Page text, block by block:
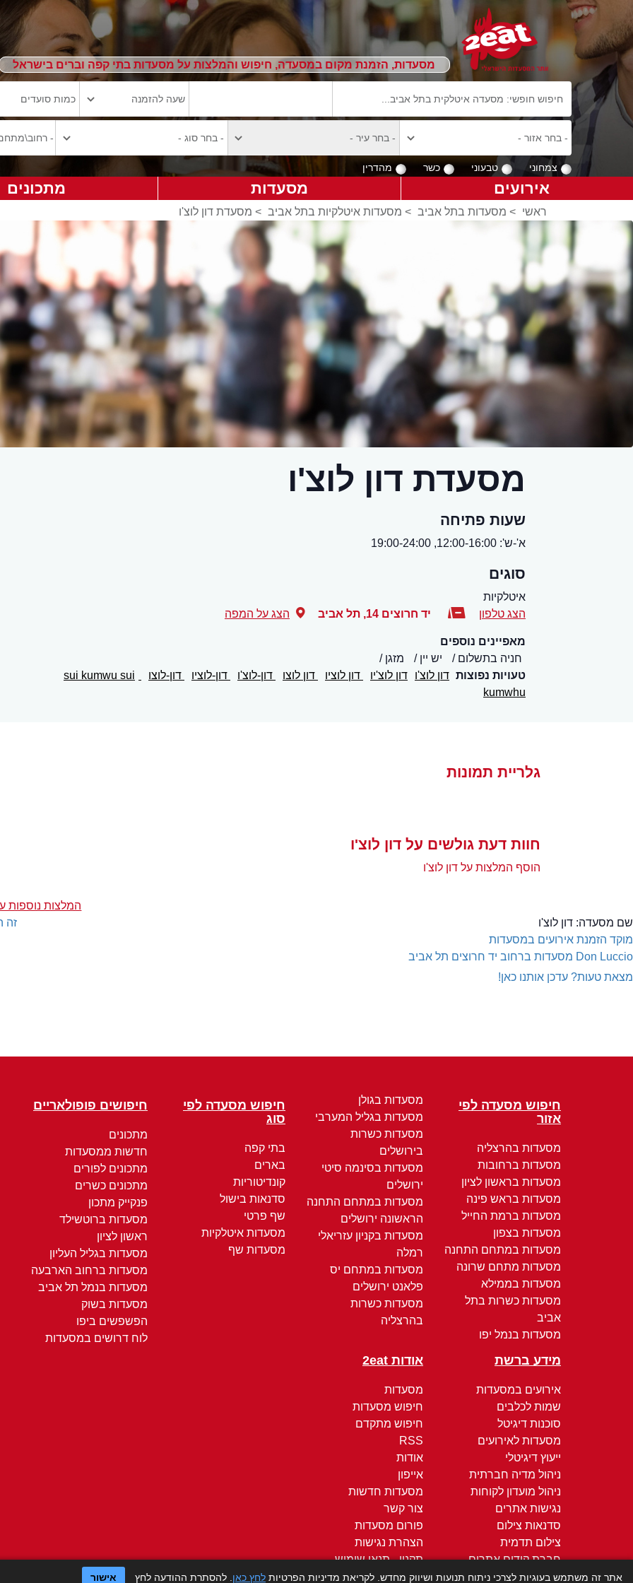
מסעדות, הזמנת מקום במסעדה, חיפוש והמלצות על מסעדות בתי קפה וברים בישראל
צמחוני טבעוני כשר מהדרין
אירועים מסעדות מתכונים
ראשי > מסעדות בתל אביב > מסעדות איטלקיות בתל אביב > מסעדת דון לוצ'ו
מסעדת דון לוצ'ו
שעות פתיחה
א'-ש': 12:00-16:00, 19:00-24:00
סוגים
איטלקיות
הצג טלפון
יד חרוצים 14 , תל אביב הצג על המפה
מאפיינים נוספים
חניה בתשלום
יש יין
מזגן
טעויות נפוצות דון לוצ'ו דון לוצ'יו דון לוציו דון לוצו דון-לוצ'ו דון-לוציו דון-לוצו
sui
kumwhu
גלריית תמונות
חוות דעת גולשים על דון לוצ'ו
הוסף המלצות על דון לוצ'ו
המלצות נוספות
זה שם מסעדה: דון לוצ'ו
מוקד הזמנת אירועים במסעדות
Don Luccio מסעדות ברחוב יד חרוצים תל אביב
מצאת טעות? עדכן אותנו כאן!
חיפוש מסעדה לפי
אזור
מסעדות בהרצליה
מסעדות ברחובות
מסעדות בראשון לציון
מסעדות בראש פינה
מסעדות ברמת החייל
מסעדות בצפון
מסעדות במתחם התחנה
מסעדות מתחם שרונה
מסעדות בממילא
מסעדות כשרות בתל
אביב
מסעדות בנמל יפו
מסעדות בגולן
מסעדות בגליל המערבי
מסעדות כשרות
בירושלים
מסעדות בסינמה סיטי
ירושלים
מסעדות במתחם התחנה
הראשונה ירושלים
מסעדות בקניון עזריאלי
רמלה
מסעדות במתחם יס
פלאנט ירושלים
מסעדות כשרות
בהרצליה
חיפוש מסעדה לפי
סוג
בתי קפה
בארים
קונדיטוריות
סדנאות בישול
שף פרטי
מסעדות איטלקיות
מסעדות שף
חיפושים פופולאריים
מתכונים
חדשות ממסעדות
מתכונים לפורים
מתכונים כשרים
פנקייק מתכון
מסעדות ברוטשילד
ראשון לציון
מסעדות בגליל העליון
מסעדות ברחוב הארבעה
מסעדות בנמל תל אביב
מסעדות בשוק
הפשפשים ביפו
לוח דרושים במסעדות
מידע ברשת
אירועים במסעדות
שמות לכלבים
סוכנות דיגיטל
מסעדות לאירועים
ייעוץ דיגיטלי
ניהול מדיה חברתית
ניהול מועדון לקוחות
נגישות אתרים
סדנאות צילום
צילום תדמית
חברת קידום אתרים
קידום ממומן
אודות 2eat
מסעדות
חיפוש מסעדות
חיפוש מתקדם
RSS
אודות
אייפון
מסעדות חדשות
צור קשר
פורום מסעדות
הצהרת נגישות
תקנון - תנאי שימוש
מדיניות הפרטיות
אתר זה משתמש בעוגיות לצרכי ניתוח תנועות ושיווק מחדש. לקריאת מדיניות הפרטיות לחץ כאן . להסתרת ההודעה לחץ אישור